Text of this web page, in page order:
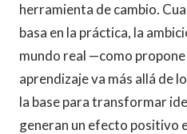
herramienta de cambio.
basa en la práctica, la
mundo real —como
aprendizaje va más allá de
la base para transformar
generan un efecto positivo